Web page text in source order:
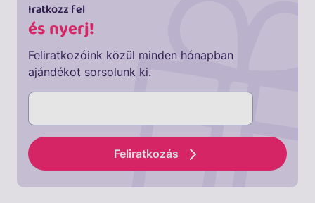
Iratkozz fel
és nyerj!
Feliratkozóink közül minden hónapban
ajándékot sorsolunk ki.
Feliratkozás